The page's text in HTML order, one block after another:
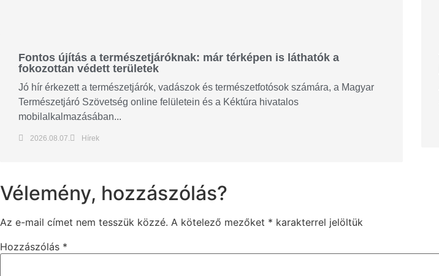
Fontos újítás a természetjáróknak: már térképen is láthatók a
fokozottan védett területek
Jó hír érkezett a természetjárók, vadászok és természetfotósok számára, a Magyar
Természetjáró Szövetség online felületein és a Kéktúra hivatalos
mobilalkalmazásában...
2026.08.07. Hírek
Vélemény, hozzászólás?
Az e-mail címet nem tesszük közzé. A kötelező mezőket * karakterrel jelöltük
Hozzászólás *